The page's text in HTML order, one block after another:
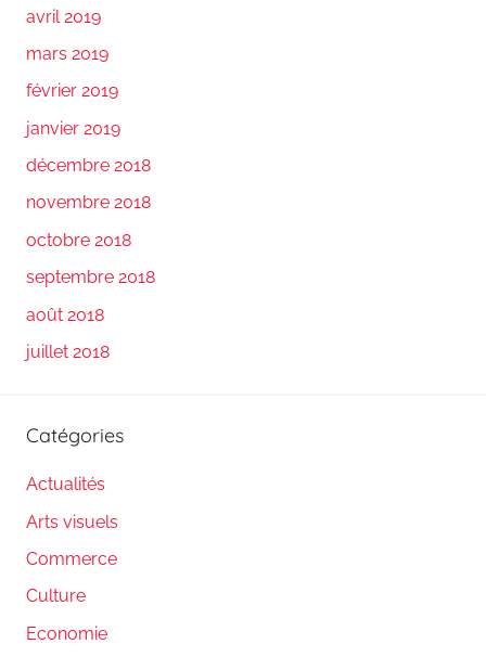
avril 2019
mars 2019
février 2019
janvier 2019
décembre 2018
novembre 2018
octobre 2018
septembre 2018
août 2018
juillet 2018
Catégories
Actualités
Arts visuels
Commerce
Culture
Economie